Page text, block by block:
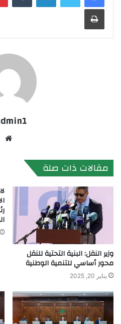
طباعة
مقالات ذات صلة
وزير النقل: البنية التحتية للنقل
محور أساسي للتنمية الوطنية
يناير 20, 2025